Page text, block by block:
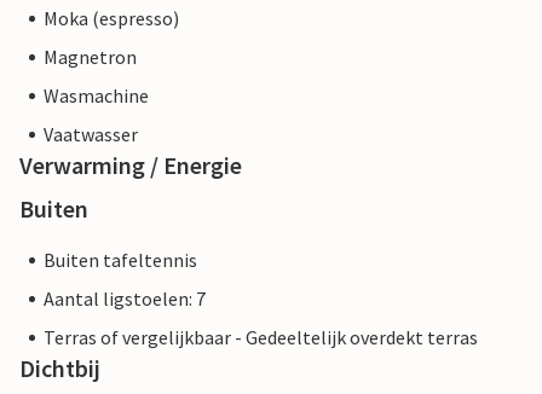
Moka (espresso)
Magnetron
Wasmachine
Vaatwasser
Verwarming / Energie
Buiten
Buiten tafeltennis
Aantal ligstoelen: 7
Terras of vergelijkbaar - Gedeeltelijk overdekt terras
Dichtbij